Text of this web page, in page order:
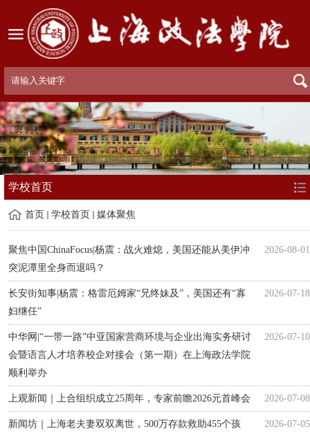
学校首页
首页 学校首页 媒体聚焦
聚焦中国ChinaFocus|杨震：战火难熄，美国还能从美伊冲
突泥潭里全身而退吗？
2026-08-01
长安街知事|杨震：格雷厄姆家“兄终妹及”，美国还有“寡
妇继任”
2026-07-18
中华网|“一带一路”中亚国家营商环境与企业出海实务研讨
会暨语言人才培养校企对接会（第一期）在上海政法学院
顺利举办
2026-07-10
上观新闻｜上合组织成立25周年，专家前瞻2026元首峰会 2026-07-08
新闻坊｜上海老夫妻双双离世，500万存款救助455个孩
2026-07-05